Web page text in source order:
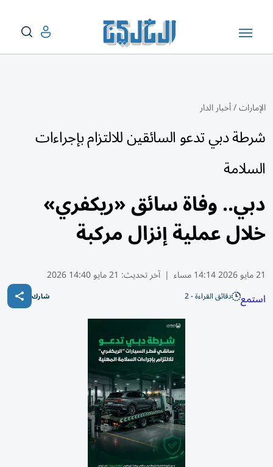
الإمارات/أخبار الدار
شرطة دبي تدعو السائقين للالتزام بإجراءات
السلامة
دبي.. وفاة سائق «ريكفري»
خلال عملية إنزال مركبة
21 مايو 2026 14:14 مساء | آخر تحديث: 21 مايو 14:40 2026
استمع دقائق القراءة - 2 شارك